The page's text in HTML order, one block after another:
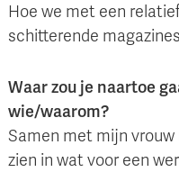
Hoe we met een
schitterende
Waar zou je naartoe
wie/waarom?
Samen met mijn
zien in wat voor een